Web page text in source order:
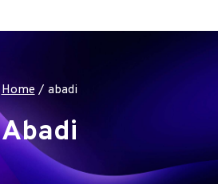
Home / abadi
Abadi